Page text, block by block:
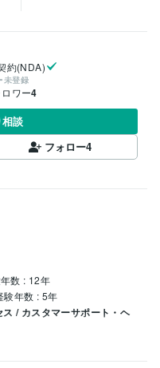
約(NDA)
未登録
ワー4
談
フォロー4
数 : 12年
験年数 : 5年
/ カスタマーサポート・ヘ
/ コールセンター管理・運